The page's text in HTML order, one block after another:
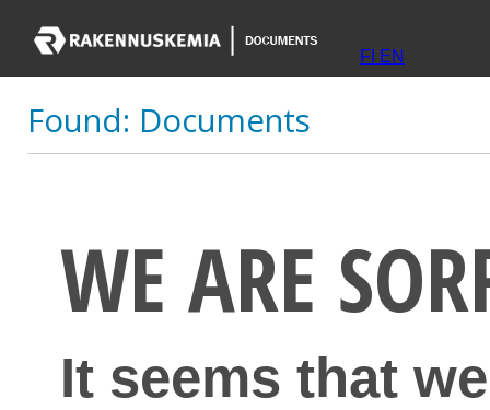
FI EN
Found: Documents
WE ARE
It seems that